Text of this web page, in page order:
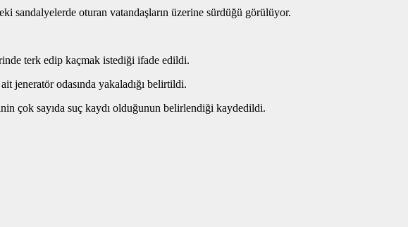
sandalyelerde oturan vatandaşların üzerine sürdüğü görülüyor.
terk edip kaçmak istediği ifade edildi.
jeneratör odasında yakaladığı belirtildi.
çok sayıda suç kaydı olduğunun belirlendiği kaydedildi.